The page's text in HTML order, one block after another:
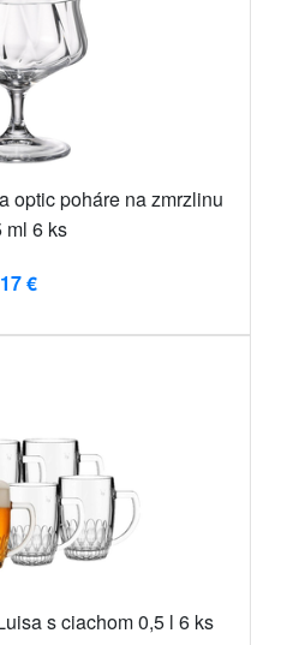
optic poháre na zmrzlinu
ml 6 ks
17 €
s ciachom 0,5 l 6 ks